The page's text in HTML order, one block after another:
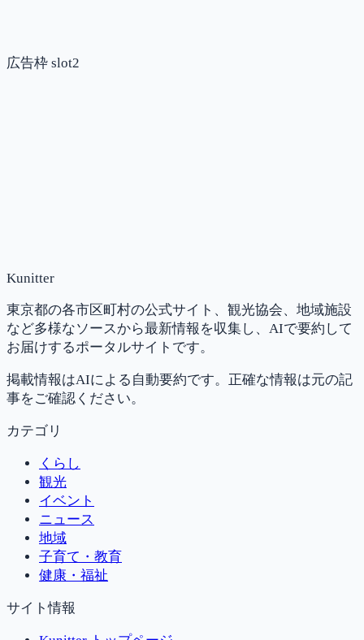
広告枠 slot2
Kunitter
東京都の各市区町村の公式サイト、観光協会、地域施設
など多様なソースから最新情報を収集し、AIで要約して
お届けするポータルサイトです。
掲載情報はAIによる自動要約です。正確な情報は元の記
事をご確認ください。
カテゴリ
くらし
観光
イベント
ニュース
地域
子育て・教育
健康・福祉
サイト情報